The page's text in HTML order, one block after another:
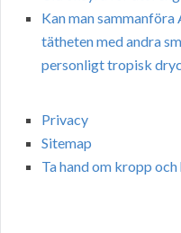
Kan man
tätheten med andra
personligt tropisk
Privacy
Sitemap
Ta hand om kropp